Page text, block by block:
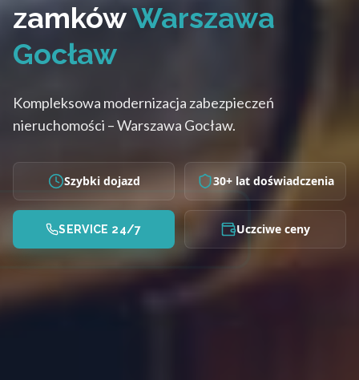
zamkówWarszawa
Gocław
Kompleksowa modernizacja zabezpieczeń
nieruchomości – Warszawa Gocław.
Szybki dojazd 30+ lat doświadczenia
SERVICE 24/7 Uczciwe ceny